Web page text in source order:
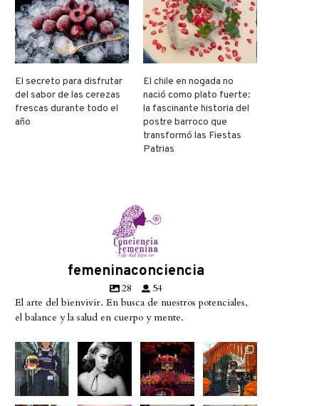
El secreto para disfrutar
del sabor de las cerezas
frescas durante todo el
año
El chile en nogada no
nació como plato fuerte:
la fascinante historia del
postre barroco que
transformó las Fiestas
Patrias
femeninaconciencia
28
54
El arte del bienvivir. En busca de nuestros potenciales,
el balance y la salud en cuerpo y mente.
Conoce a
@betty_ra
cing08 la
Descanse
en paz la
gran diva
A partir de
hoy
miercoles
No te
pierdas la
exhibición